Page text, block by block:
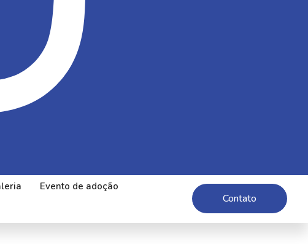
Evento de adoção
Contato